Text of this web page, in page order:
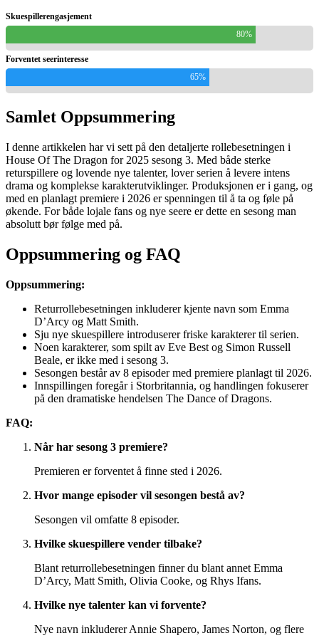
Skuespillerengasjement
80%
Forventet seerinteresse
65%
Samlet Oppsummering
I denne artikkelen har vi sett på den detaljerte rollebesetningen i
House Of The Dragon for 2025 sesong 3. Med både sterke
returspillere og lovende nye talenter, lover serien å levere intens
drama og komplekse karakterutviklinger. Produksjonen er i gang, og
med en planlagt premiere i 2026 er spenningen til å ta og føle på
økende. For både lojale fans og nye seere er dette en sesong man
absolutt bør følge med på.
Oppsummering og FAQ
Oppsummering:
Returrollebesetningen inkluderer kjente navn som Emma
D’Arcy og Matt Smith.
Sju nye skuespillere introduserer friske karakterer til serien.
Noen karakterer, som spilt av Eve Best og Simon Russell
Beale, er ikke med i sesong 3.
Sesongen består av 8 episoder med premiere planlagt til 2026.
Innspillingen foregår i Storbritannia, og handlingen fokuserer
på den dramatiske hendelsen The Dance of Dragons.
FAQ:
Når har sesong 3 premiere?
Premieren er forventet å finne sted i 2026.
Hvor mange episoder vil sesongen bestå av?
Sesongen vil omfatte 8 episoder.
Hvilke skuespillere vender tilbake?
Blant returrollebesetningen finner du blant annet Emma
D’Arcy, Matt Smith, Olivia Cooke, og Rhys Ifans.
Hvilke nye talenter kan vi forvente?
Nye navn inkluderer Annie Shapero, James Norton, og flere